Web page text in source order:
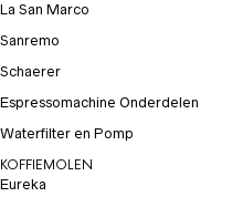
La San Marco
Sanremo
Schaerer
Espressomachine Onderdelen
Waterfilter en Pomp
KOFFIEMOLEN
Eureka